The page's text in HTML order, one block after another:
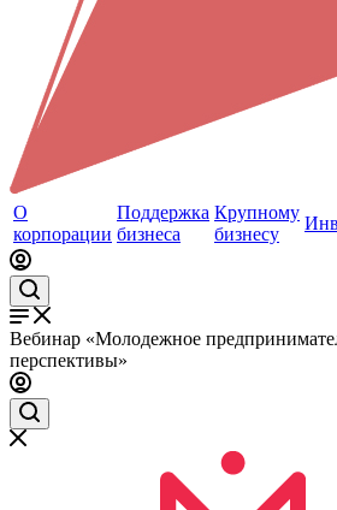
О
корпорации
Поддержка
бизнеса
Крупному
бизнесу
Вебинар «Молодежное
перспективы»